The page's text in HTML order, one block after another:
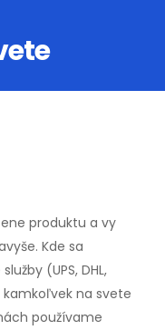
produktu a vy
Kde sa
(UPS, DHL,
na svete
používame